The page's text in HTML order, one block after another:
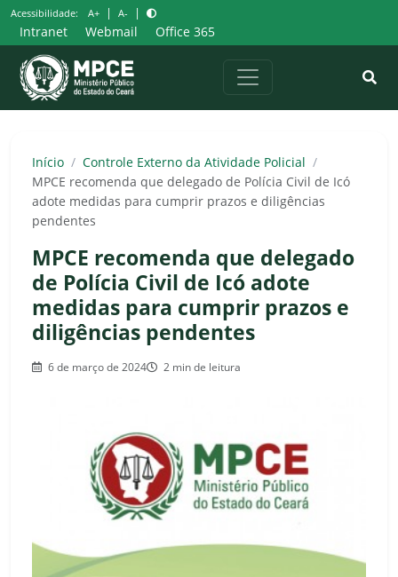
Pular
para
o
conteúdo
Acessibilidade: A+ | A- |
Intranet Webmail Office 365
Início / Controle Externo da Atividade Policial /
MPCE recomenda que delegado de Polícia Civil de Icó
adote medidas para cumprir prazos e diligências
pendentes
MPCE recomenda que delegado
de Polícia Civil de Icó adote
medidas para cumprir prazos e
diligências pendentes
6 de março de 2024 2 min de leitura